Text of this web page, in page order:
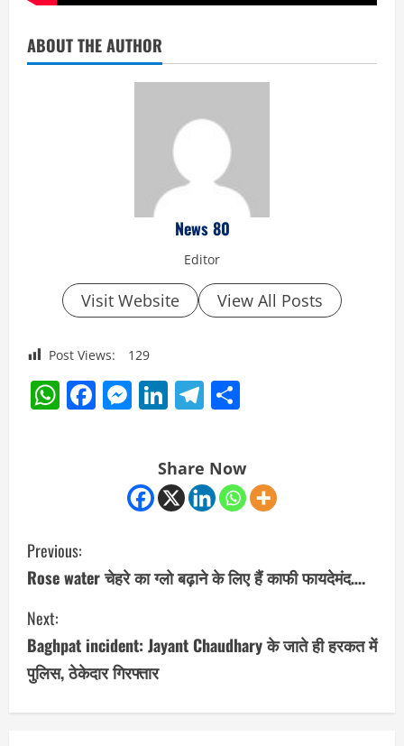
ABOUT THE AUTHOR
News 80
Editor
Visit Website View All Posts
Post Views: 129
WhatsApp
Facebook
Messenger
LinkedIn
Telegram
Share Now
C
o
n
t
i
Previous:
Rose water चेहरे का ग्लो बढ़ाने के लिए हैं काफी फायदेमंद….
Next:
Baghpat incident: Jayant Chaudhary के जाते ही हरकत में
पुलिस, ठेकेदार गिरफ्तार